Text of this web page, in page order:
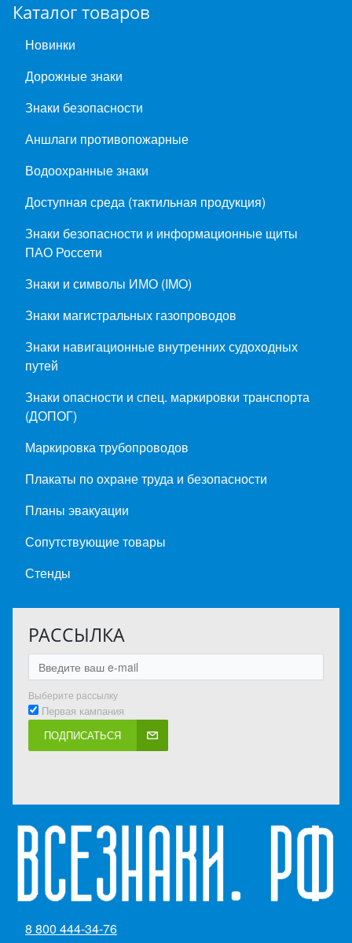
Каталог товаров
Новинки
Дорожные знаки
Знаки безопасности
Аншлаги противопожарные
Водоохранные знаки
Доступная среда (тактильная продукция)
Знаки безопасности и информационные щиты
ПАО Россети
Знаки и символы ИМО (IMO)
Знаки магистральных газопроводов
Знаки навигационные внутренних судоходных
путей
Знаки опасности и спец. маркировки транспорта
(ДОПОГ)
Маркировка трубопроводов
Плакаты по охране труда и безопасности
Планы эвакуации
Сопутствующие товары
Стенды
РАССЫЛКА
Выберите рассылку
Первая кампания
ПОДПИСАТЬСЯ
8 800 444-34-76